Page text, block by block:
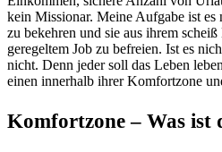
kein Missionar. Meine Aufgabe ist es
zu bekehren und sie aus ihrem
geregeltem Job zu befreien. Ist es
nicht. Denn jeder soll das Leben
einen innerhalb ihrer Komfortzone
Komfortzone – Was ist